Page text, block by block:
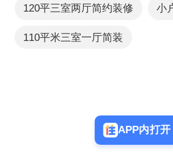
APP内打开
120平三室两厅简约装修 小
110平米三室一厅简装